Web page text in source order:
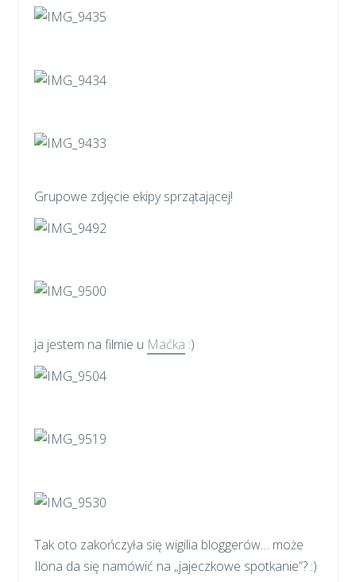
Grupowe zdjęcie ekipy sprzątającej!
ja jestem na filmie u Maćka :)
Tak oto zakończyła się wigilia bloggerów… może
Ilona da się namówić na „jajeczkowe spotkanie”? :)